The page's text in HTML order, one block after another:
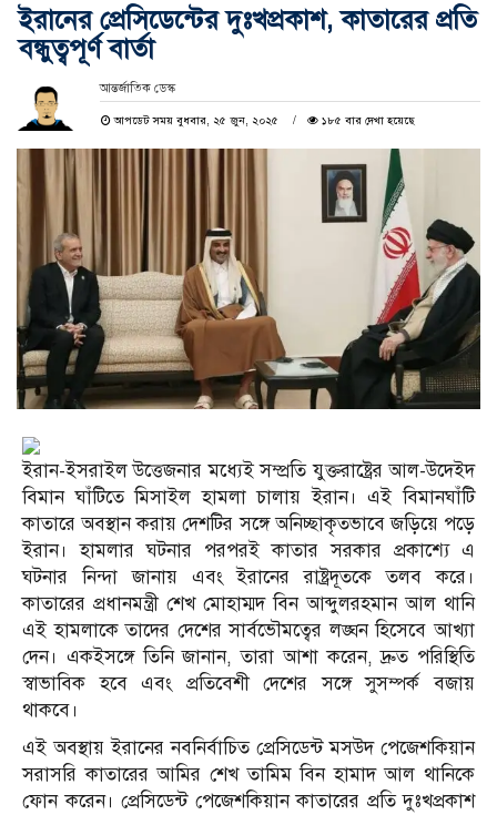
ইরানের প্রেসিডেন্টের দুঃখপ্রকাশ, কাতারের প্রতি
বন্ধুত্বপূর্ণ বার্তা
আন্তর্জাতিক ডেস্ক
আপডেট সময় বুধবার, ২৫ জুন, ২০২৫ ১৮৫ বার দেখা হয়েছে
ইরান-ইসরাইল উত্তেজনার মধ্যেই সম্প্রতি যুক্তরাষ্ট্রের আল-উদেইদ
বিমান ঘাঁটিতে মিসাইল হামলা চালায় ইরান। এই বিমানঘাঁটি
কাতারে অবস্থান করায় দেশটির সঙ্গে অনিচ্ছাকৃতভাবে জড়িয়ে পড়ে
ইরান। হামলার ঘটনার পরপরই কাতার সরকার প্রকাশ্যে এ
ঘটনার নিন্দা জানায় এবং ইরানের রাষ্ট্রদূতকে তলব করে।
কাতারের প্রধানমন্ত্রী শেখ মোহাম্মদ বিন আব্দুলরহমান আল থানি
এই হামলাকে তাদের দেশের সার্বভৌমত্বের লঙ্ঘন হিসেবে আখ্যা
দেন। একইসঙ্গে তিনি জানান, তারা আশা করেন, দ্রুত পরিস্থিতি
স্বাভাবিক হবে এবং প্রতিবেশী দেশের সঙ্গে সুসম্পর্ক বজায়
থাকবে।
এই অবস্থায় ইরানের নবনির্বাচিত প্রেসিডেন্ট মসউদ পেজেশকিয়ান
সরাসরি কাতারের আমির শেখ তামিম বিন হামাদ আল থানিকে
ফোন করেন। প্রেসিডেন্ট পেজেশকিয়ান কাতারের প্রতি দুঃখপ্রকাশ